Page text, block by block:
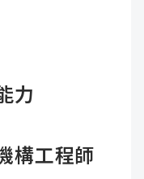
力
構工程師